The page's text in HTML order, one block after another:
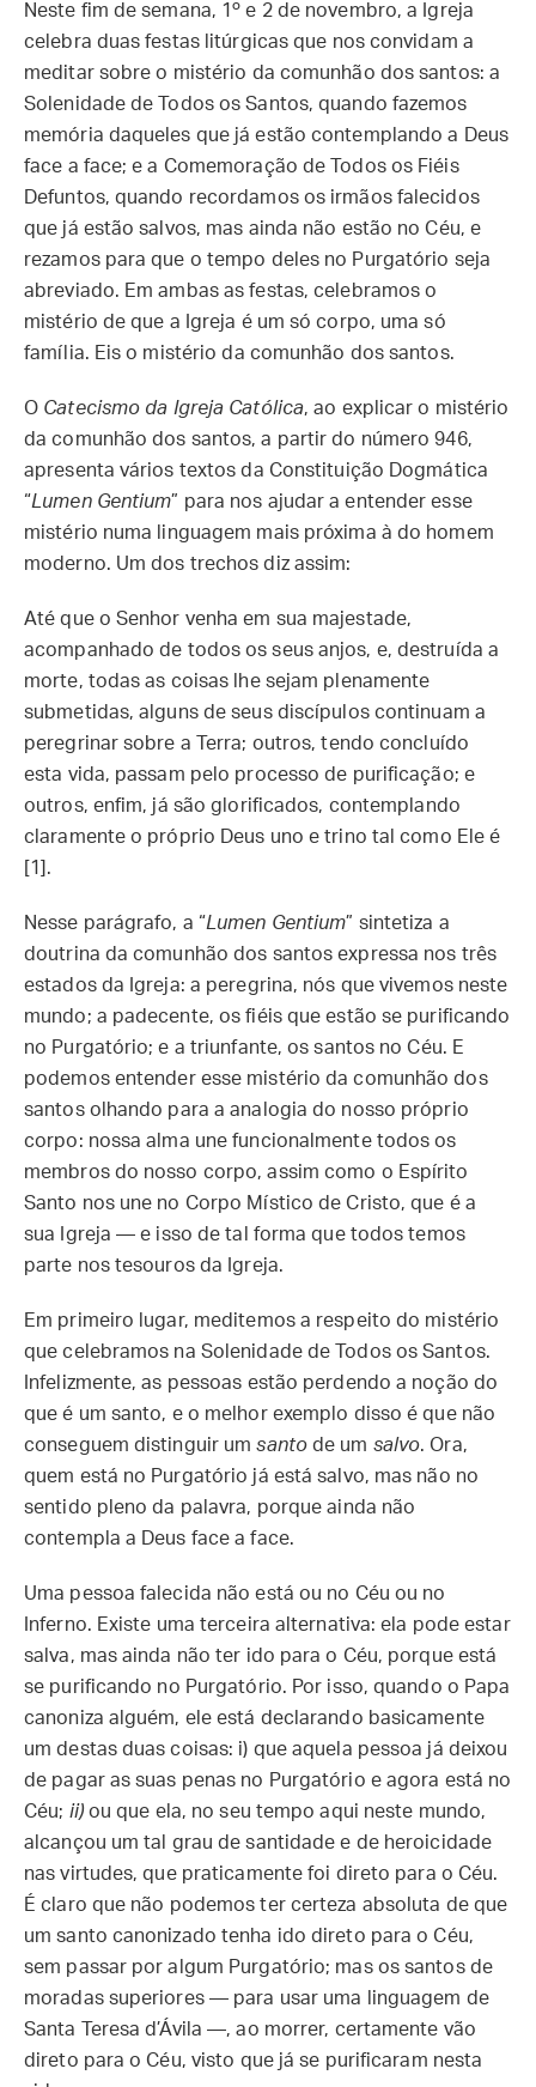
Neste fim de semana, 1º e 2 de novembro, a Igreja
celebra duas festas litúrgicas que nos convidam a
meditar sobre o mistério da comunhão dos santos: a
Solenidade de Todos os Santos, quando fazemos
memória daqueles que já estão contemplando a Deus
face a face; e a Comemoração de Todos os Fiéis
Defuntos, quando recordamos os irmãos falecidos
que já estão salvos, mas ainda não estão no Céu, e
rezamos para que o tempo deles no Purgatório seja
abreviado. Em ambas as festas, celebramos o
mistério de que a Igreja é um só corpo, uma só
família. Eis o mistério da comunhão dos santos.
O Catecismo da Igreja Católica, ao explicar o mistério
da comunhão dos santos, a partir do número 946,
apresenta vários textos da Constituição Dogmática
“Lumen Gentium” para nos ajudar a entender esse
mistério numa linguagem mais próxima à do homem
moderno. Um dos trechos diz assim:
Até que o Senhor venha em sua majestade,
acompanhado de todos os seus anjos, e, destruída a
morte, todas as coisas lhe sejam plenamente
submetidas, alguns de seus discípulos continuam a
peregrinar sobre a Terra; outros, tendo concluído
esta vida, passam pelo processo de purificação; e
outros, enfim, já são glorificados, contemplando
claramente o próprio Deus uno e trino tal como Ele é
[1].
Nesse parágrafo, a “Lumen Gentium” sintetiza a
doutrina da comunhão dos santos expressa nos três
estados da Igreja: a peregrina, nós que vivemos neste
mundo; a padecente, os fiéis que estão se purificando
no Purgatório; e a triunfante, os santos no Céu. E
podemos entender esse mistério da comunhão dos
santos olhando para a analogia do nosso próprio
corpo: nossa alma une funcionalmente todos os
membros do nosso corpo, assim como o Espírito
Santo nos une no Corpo Místico de Cristo, que é a
sua Igreja — e isso de tal forma que todos temos
parte nos tesouros da Igreja.
Em primeiro lugar, meditemos a respeito do mistério
que celebramos na Solenidade de Todos os Santos.
Infelizmente, as pessoas estão perdendo a noção do
que é um santo, e o melhor exemplo disso é que não
conseguem distinguir umsantode um salvo. Ora,
quem está no Purgatório já está salvo, mas não no
sentido pleno da palavra, porque ainda não
contempla a Deus face a face.
Uma pessoa falecida não está ou no Céu ou no
Inferno. Existe uma terceira alternativa: ela pode estar
salva, mas ainda não ter ido para o Céu, porque está
se purificando no Purgatório. Por isso, quando o Papa
canoniza alguém, ele está declarando basicamente
um destas duas coisas: i) que aquela pessoa já deixou
de pagar as suas penas no Purgatório e agora está no
Céu; ii)ou que ela, no seu tempo aqui neste mundo,
alcançou um tal grau de santidade e de heroicidade
nas virtudes, que praticamente foi direto para o Céu.
É claro que não podemos ter certeza absoluta de que
um santo canonizado tenha ido direto para o Céu,
sem passar por algum Purgatório; mas os santos de
moradas superiores — para usar uma linguagem de
Santa Teresa d’Ávila —, ao morrer, certamente vão
direto para o Céu, visto que já se purificaram nesta